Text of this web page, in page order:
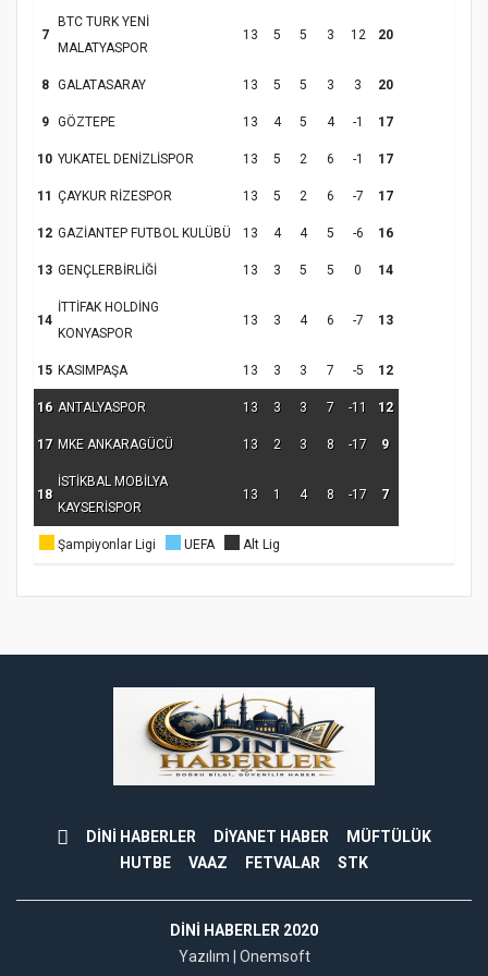
Samsun Atakum’da Yaz Kur’an Kursu
Kapanış Programı
Samsun Atakum’da Ayasofya Camii
Etkinliği
Türkiye’de insanlar dinle bağlarını
7
BTC TURK YENİ
MALATYASPOR
13 5 5 3 12 20
8 GALATASARAY 13 5 5 3 3 20
9 GÖZTEPE 13 4 5 4 -1 17
10 YUKATEL DENİZLİSPOR 13 5 2 6 -1 17
11 ÇAYKUR RİZESPOR 13 5 2 6 -7 17
12 GAZİANTEP FUTBOL KULÜBÜ 13 4 4 5 -6 16
13 GENÇLERBİRLİĞİ 13 3 5 5 0 14
14
İTTİFAK HOLDİNG
KONYASPOR
13 3 4 6 -7 13
15 KASIMPAŞA 13 3 3 7 -5 12
16 ANTALYASPOR 13 3 3 7 -11 12
17 MKE ANKARAGÜCÜ 13 2 3 8 -17 9
18
İSTİKBAL MOBİLYA
KAYSERİSPOR
13 1 4 8 -17 7
Şampiyonlar Ligi UEFA Alt Lig
DİNİ HABERLER DİYANET HABER
MÜFTÜLÜK
HUTBE
VAAZ FETVALAR STK
DINI HABERLER 2020
Yazılım | Onemsoft